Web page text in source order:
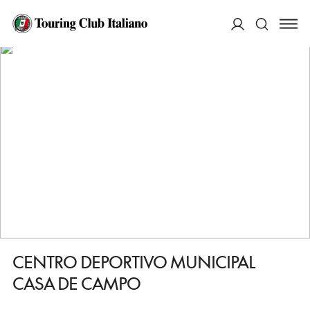
HOME
CENTRO DEPORTIVO MUNICIPAL CASA DE CAMPO
CENTRO DEPORTIVO MUNICIPAL
CASA DE CAMPO